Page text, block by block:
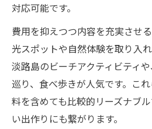
対応可能です。
費用を抑えつつ内容を充実させ
光スポットや自然体験を取り入
淡路島のビーチアクティビティ
巡り、食べ歩きが人気です。こ
料を含めても比較的リーズナブ
い出作りにも繋がります。